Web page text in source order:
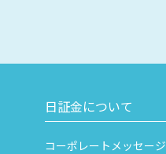
日証金について
コーポレートメッセージ